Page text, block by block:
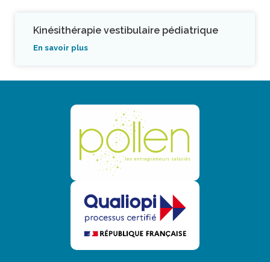
Kinésithérapie vestibulaire pédiatrique
En savoir plus